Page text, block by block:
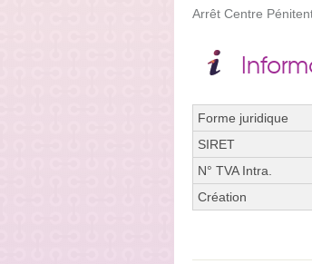
Arrêt Centre
Forme juridique
SIRET
N° TVA Intra.
Création